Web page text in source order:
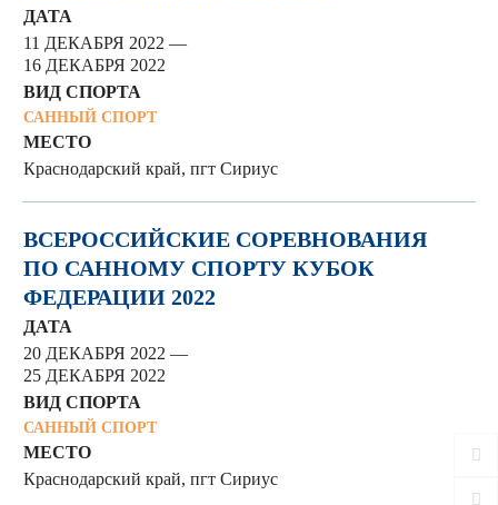
ДАТА
11 ДЕКАБРЯ 2022 —
16 ДЕКАБРЯ 2022
ВИД СПОРТА
САННЫЙ СПОРТ
МЕСТО
Краснодарский край, пгт Сириус
ВСЕРОССИЙСКИЕ СОРЕВНОВАНИЯ
ПО САННОМУ СПОРТУ КУБОК
ФЕДЕРАЦИИ 2022
ДАТА
20 ДЕКАБРЯ 2022 —
25 ДЕКАБРЯ 2022
ВИД СПОРТА
САННЫЙ СПОРТ
МЕСТО
Краснодарский край, пгт Сириус